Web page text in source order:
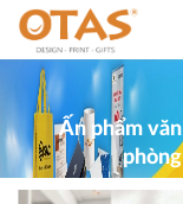
Ấn phẩm văn
phòng